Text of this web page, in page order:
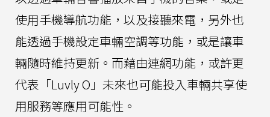
使用手機導航功能，以及接聽來電，另外也
能透過手機設定車輛空調等功能，或是讓車
輛隨時維持更新。而藉由連網功能，或許更
代表「Luvly O」未來也可能投入車輛共享使
用服務等應用可能性。